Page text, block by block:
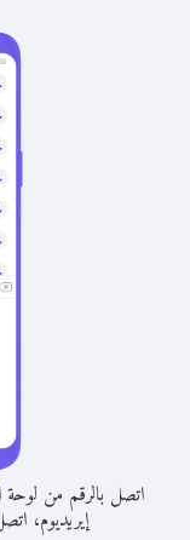
اتصل بالرقم من لوحة
إيريديوم،